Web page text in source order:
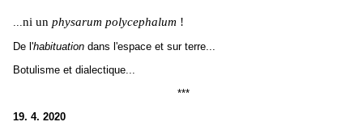
...ni un physarum polycephalum !
De l'habituation dans l'espace et sur terre...
Botulisme et dialectique...
***
19. 4. 2020